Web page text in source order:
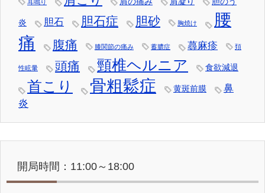
耳鳴り
炎 胆石 胆石症 胆砂 胸焼け
腰
痛
腹痛 膝関節の痛み 蓄膿症 蕁麻疹 頚
性眩暈 頭痛 頸椎ヘルニア 食欲減退
首こり 骨粗鬆症 黄斑前膜
鼻
炎
開局時間：11:00～18:00